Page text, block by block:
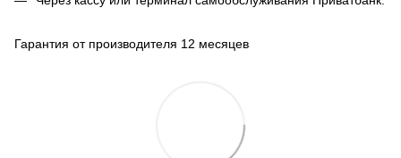
Гарантия от производителя 12 месяцев